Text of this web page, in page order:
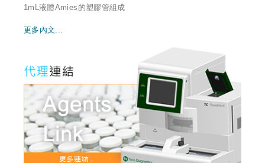
1mL液體Amies的塑膠管組成
更多內文...